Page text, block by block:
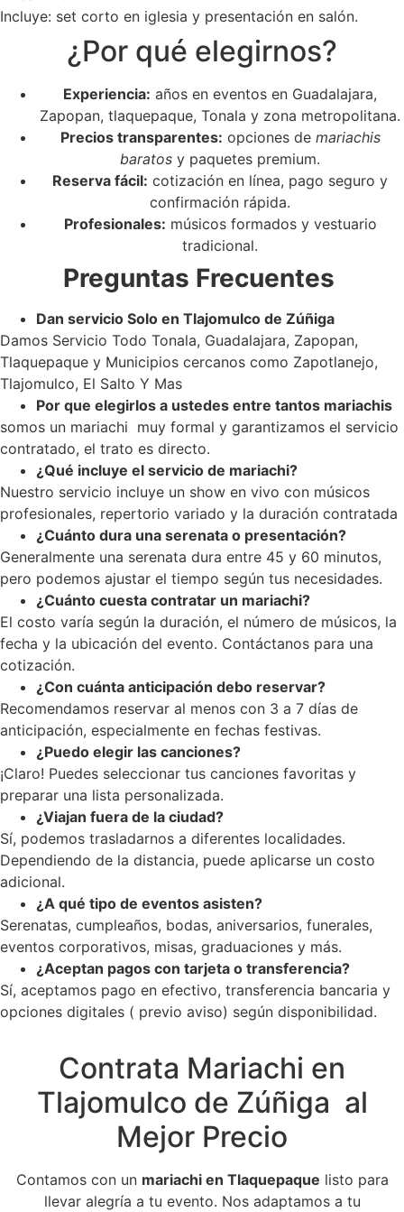
Incluye: set corto en iglesia y presentación en salón.
¿Por qué elegirnos?
Experiencia: años en eventos en Guadalajara,
Zapopan, tlaquepaque, Tonala y zona metropolitana.
Precios transparentes: opciones de mariachis
baratos y paquetes premium.
Reserva fácil: cotización en línea, pago seguro y
confirmación rápida.
Profesionales: músicos formados y vestuario
tradicional.
Preguntas Frecuentes
Dan servicio Solo en Tlajomulco de Zúñiga
Damos Servicio Todo Tonala, Guadalajara, Zapopan,
Tlaquepaque y Municipios cercanos como Zapotlanejo,
Tlajomulco, El Salto Y Mas
Por que elegirlos a ustedes entre tantos mariachis
somos un mariachi muy formal y garantizamos el servicio
contratado, el trato es directo.
¿Qué incluye el servicio de mariachi?
Nuestro servicio incluye un show en vivo con músicos
profesionales, repertorio variado y la duración contratada
¿Cuánto dura una serenata o presentación?
Generalmente una serenata dura entre 45 y 60 minutos,
pero podemos ajustar el tiempo según tus necesidades.
¿Cuánto cuesta contratar un mariachi?
El costo varía según la duración, el número de músicos, la
fecha y la ubicación del evento. Contáctanos para una
cotización.
¿Con cuánta anticipación debo reservar?
Recomendamos reservar al menos con 3 a 7 días de
anticipación, especialmente en fechas festivas.
¿Puedo elegir las canciones?
¡Claro! Puedes seleccionar tus canciones favoritas y
preparar una lista personalizada.
¿Viajan fuera de la ciudad?
Sí, podemos trasladarnos a diferentes localidades.
Dependiendo de la distancia, puede aplicarse un costo
adicional.
¿A qué tipo de eventos asisten?
Serenatas, cumpleaños, bodas, aniversarios, funerales,
eventos corporativos, misas, graduaciones y más.
¿Aceptan pagos con tarjeta o transferencia?
Sí, aceptamos pago en efectivo, transferencia bancaria y
opciones digitales ( previo aviso) según disponibilidad.
Contrata Mariachi en
Tlajomulco de Zúñiga al
Mejor Precio
Contamos con un mariachi en Tlaquepaque listo para
llevar alegría a tu evento. Nos adaptamos a tu